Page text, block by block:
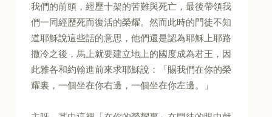
我們的前頭，經歷十架的苦難與死亡，最後帶領我
們一同經歷死而復活的榮耀。然而此時的門徒不知
道耶穌說這些話的意思，他們還是認為耶穌上耶路
撒冷之後，馬上就要建立地上的國度成為君王，因
此雅各和約翰進前來求耶穌說：「賜我們在你的榮
耀裏，一個坐在你右邊，一個坐在你左邊。」